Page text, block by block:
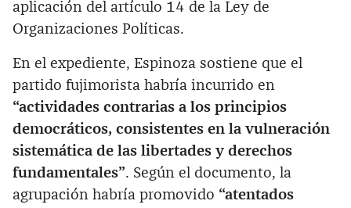
aplicación del artículo 14 de la Ley de
Organizaciones Políticas.
En el expediente, Espinoza sostiene que el
partido fujimorista habría incurrido en
“actividades contrarias a los principios
democráticos, consistentes en la vulneración
sistemática de las libertades y derechos
fundamentales”. Según el documento, la
agrupación habría promovido “atentados